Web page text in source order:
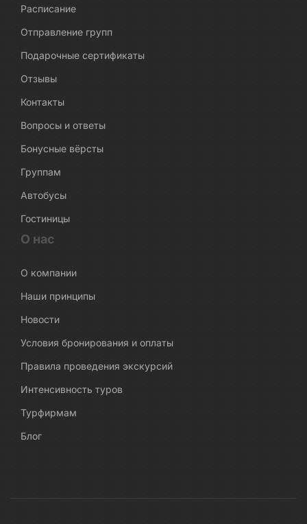
Расписание
Отправление групп
Подарочные сертификаты
Отзывы
Контакты
Вопросы и ответы
Бонусные вёрсты
Группам
Автобусы
Гостиницы
О нас
О компании
Наши принципы
Новости
Условия бронирования и оплаты
Правила проведения экскурсий
Интенсивность туров
Турфирмам
Блог